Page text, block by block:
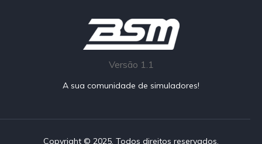
Versão 1.1
A sua comunidade de simuladores!
Copyright © 2025. Todos direitos reservados.